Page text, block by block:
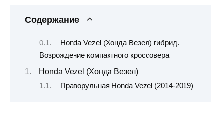
Содержание
Honda Vezel (Хонда Везел) гибрид.
Возрождение компактного кроссовера
Honda Vezel (Хонда Везел)
Праворульная Honda Vezel (2014-2019)